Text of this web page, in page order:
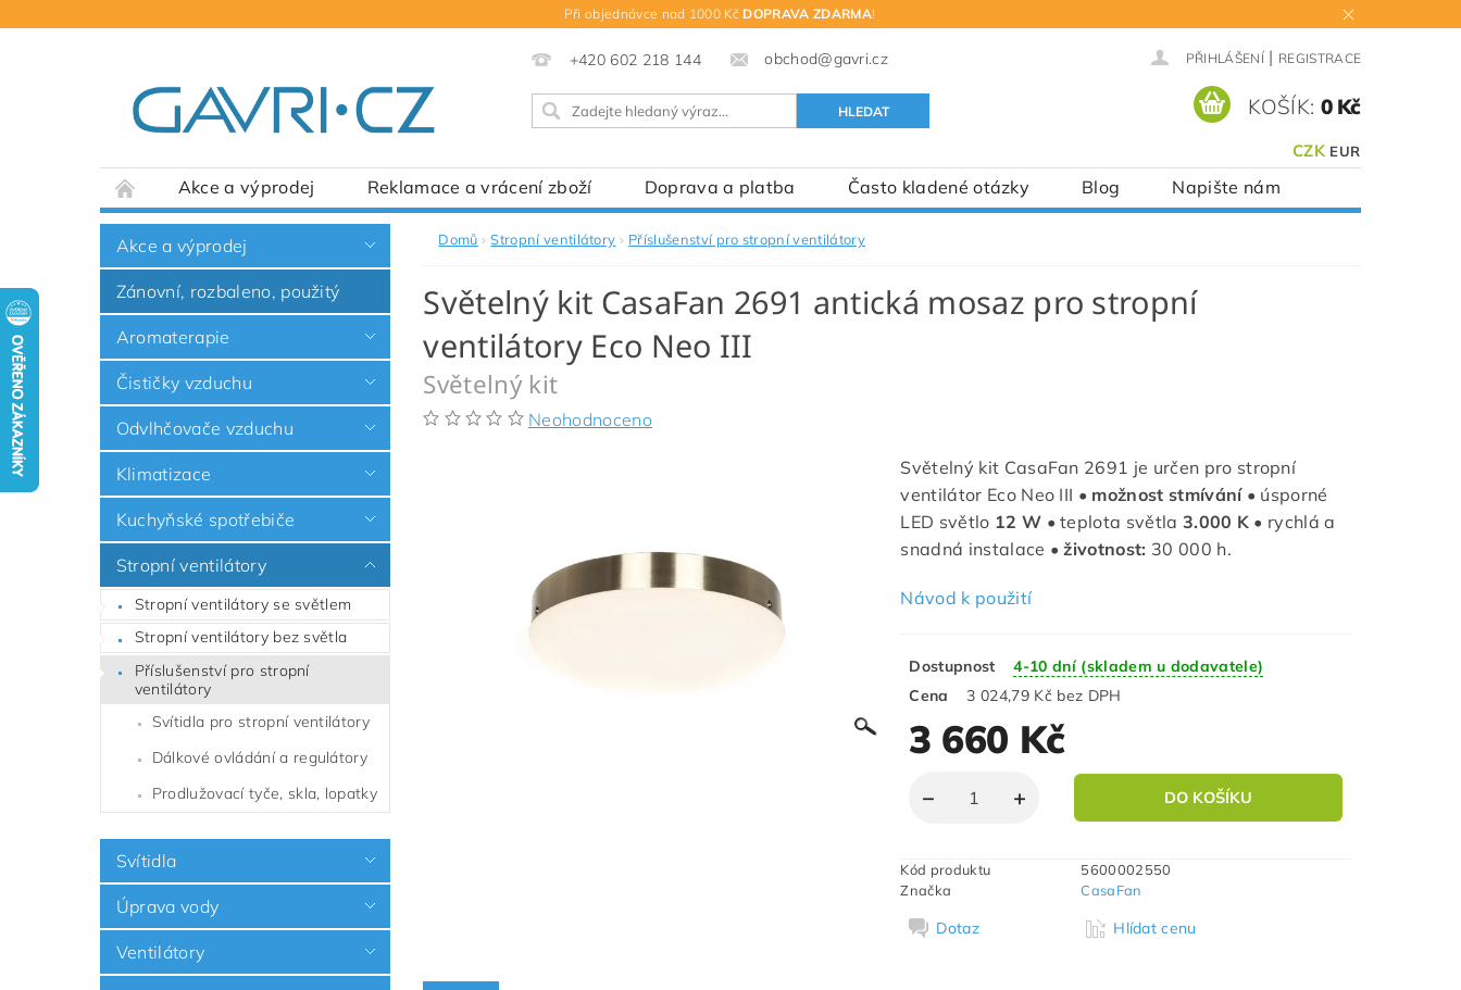
Při objednávce nad 1000 Kč DOPRAVA ZDARMA!
+420 602 218 144 obchod@gavri.cz PŘIHLÁŠENÍ | REGISTRACE
CZK EUR
KOŠÍK: 0 Kč
Akce a výprodej Reklamace a vrácení zboží Doprava a platba Často kladené otázky Blog Napište nám
Akce a výprodej
Zánovní, rozbaleno, použitý
Aromaterapie
Čističky vzduchu
Odvlhčovače vzduchu
Klimatizace
Kuchyňské spotřebiče
Stropní ventilátory
Stropní ventilátory se světlem
Stropní ventilátory bez světla
Příslušenství pro stropní
ventilátory
Svítidla pro stropní ventilátory
Dálkové ovládání a regulátory
Prodlužovací tyče, skla, lopatky
Svítidla
Úprava vody
Ventilátory
Domů Stropní ventilátory Příslušenství pro stropní ventilátory
Světelný kit CasaFan 2691 antická mosaz pro stropní
ventilátory Eco Neo III
Světelný kit
Neohodnoceno
Světelný kit CasaFan 2691 je určen pro stropní
ventilátor Eco Neo III • možnost stmívání• úsporné
LED světlo 12 W • teplota světla 3.000 K • rychlá a
snadná instalace •životnost: 30 000 h.
Návod k použití
Dostupnost
4-10 dní (skladem u dodavatele)
Cena
3 024,79 Kč bez DPH
3 660 Kč
Kód produktu
5600002550
Značka
CasaFan
Dotaz Hlídat cenu